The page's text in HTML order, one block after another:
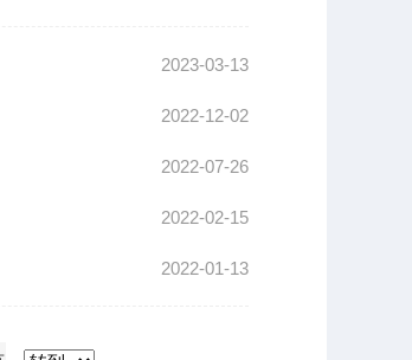
2023-03-13
2022-12-02
2022-07-26
2022-02-15
2022-01-13